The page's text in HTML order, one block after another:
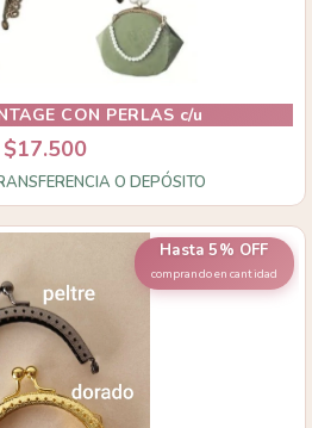
CON PERLAS c/u
$17.500
O DEPÓSITO
Hasta 5% OFF
comprando en cantidad